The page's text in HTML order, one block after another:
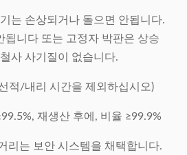
는 손상되거나 돌으면 안됩니다.
됩니다 또는 고정자 박판은 상승
사 사기질이 없습니다.
적/내리 시간을 제외하십시오)
재생산 후에, 비율 ≥99.9%
리는 보안 시스템을 채택합니다.